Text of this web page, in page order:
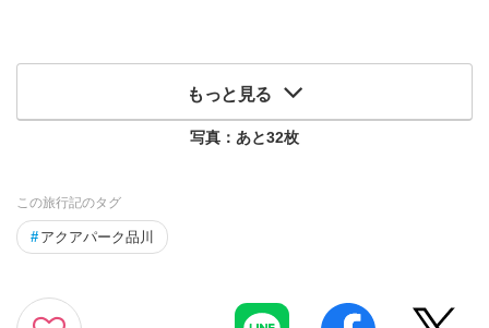
もっと見る
写真：あと32枚
この旅行記のタグ
# アクアパーク品川